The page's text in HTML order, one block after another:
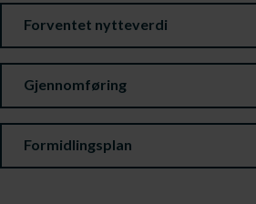
Forventet nytteverdi
Gjennomføring
Formidlingsplan